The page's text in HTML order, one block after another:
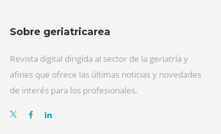
Sobre geriatricarea
Revista digital dirigida al sector de la geriatría y
afines que ofrece las últimas noticias y novedades
de interés para los profesionales.